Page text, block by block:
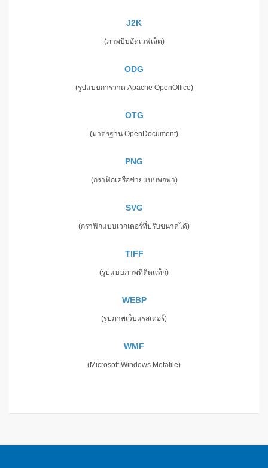
J2K
(ภาพบีบอัดเวฟเล็ต)
ODG
(รูปแบบการวาด Apache OpenOffice)
OTG
(มาตรฐาน OpenDocument)
PNG
(กราฟิกเครือข่ายแบบพกพา)
SVG
(กราฟิกแบบเวกเตอร์ที่ปรับขนาดได้)
TIFF
(รูปแบบภาพที่ติดแท็ก)
WEBP
(รูปภาพเว็บแรสเตอร์)
WMF
(Microsoft Windows Metafile)